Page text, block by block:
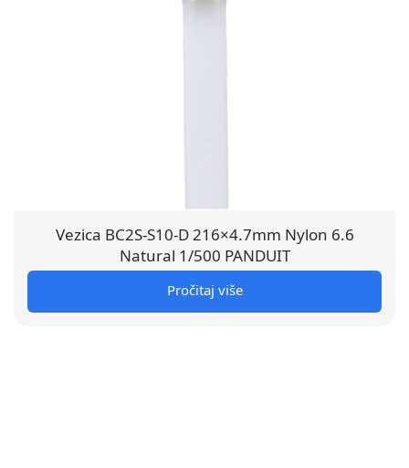
Vezica BC2S-S10-D 216×4.7mm Nylon 6.6
Natural 1/500 PANDUIT
Pročitaj više